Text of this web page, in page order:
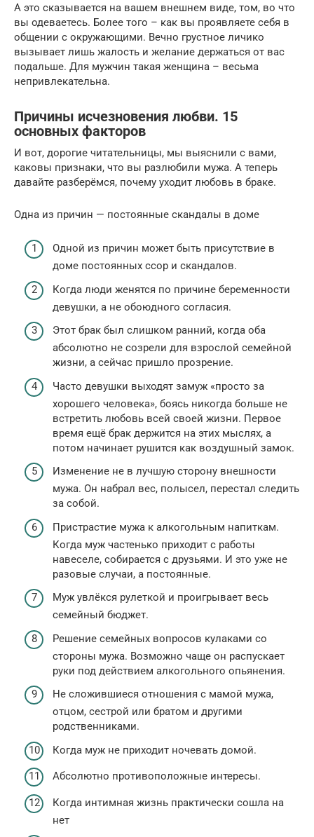
А это сказывается на вашем внешнем виде, том, во что
вы одеваетесь. Более того – как вы проявляете себя в
общении с окружающими. Вечно грустное личико
вызывает лишь жалость и желание держаться от вас
подальше. Для мужчин такая женщина – весьма
непривлекательна.
Причины исчезновения любви. 15
основных факторов
И вот, дорогие читательницы, мы выяснили с вами,
каковы признаки, что вы разлюбили мужа. А теперь
давайте разберёмся, почему уходит любовь в браке.
Одна из причин — постоянные скандалы в доме
Одной из причин может быть присутствие в
доме постоянных ссор и скандалов.
Когда люди женятся по причине беременности
девушки, а не обоюдного согласия.
Этот брак был слишком ранний, когда оба
абсолютно не созрели для взрослой семейной
жизни, а сейчас пришло прозрение.
Часто девушки выходят замуж «просто за
хорошего человека», боясь никогда больше не
встретить любовь всей своей жизни. Первое
время ещё брак держится на этих мыслях, а
потом начинает рушится как воздушный замок.
Изменение не в лучшую сторону внешности
мужа. Он набрал вес, полысел, перестал следить
за собой.
Пристрастие мужа к алкогольным напиткам.
Когда муж частенько приходит с работы
навеселе, собирается с друзьями. И это уже не
разовые случаи, а постоянные.
Муж увлёкся рулеткой и проигрывает весь
семейный бюджет.
Решение семейных вопросов кулаками со
стороны мужа. Возможно чаще он распускает
руки под действием алкогольного опьянения.
Не сложившиеся отношения с мамой мужа,
отцом, сестрой или братом и другими
родственниками.
Когда муж не приходит ночевать домой.
Абсолютно противоположные интересы.
Когда интимная жизнь практически сошла на
нет